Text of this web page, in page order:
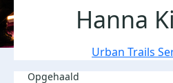
Hanna
Urban Trails
Opgehaald